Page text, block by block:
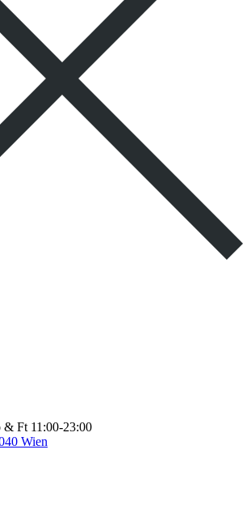
& Ft 11:00-23:00
Wien